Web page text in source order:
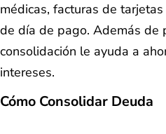
médicas, facturas de
de día de pago. Además de
consolidación le ayuda a
intereses.
Cómo Consolidar Deuda